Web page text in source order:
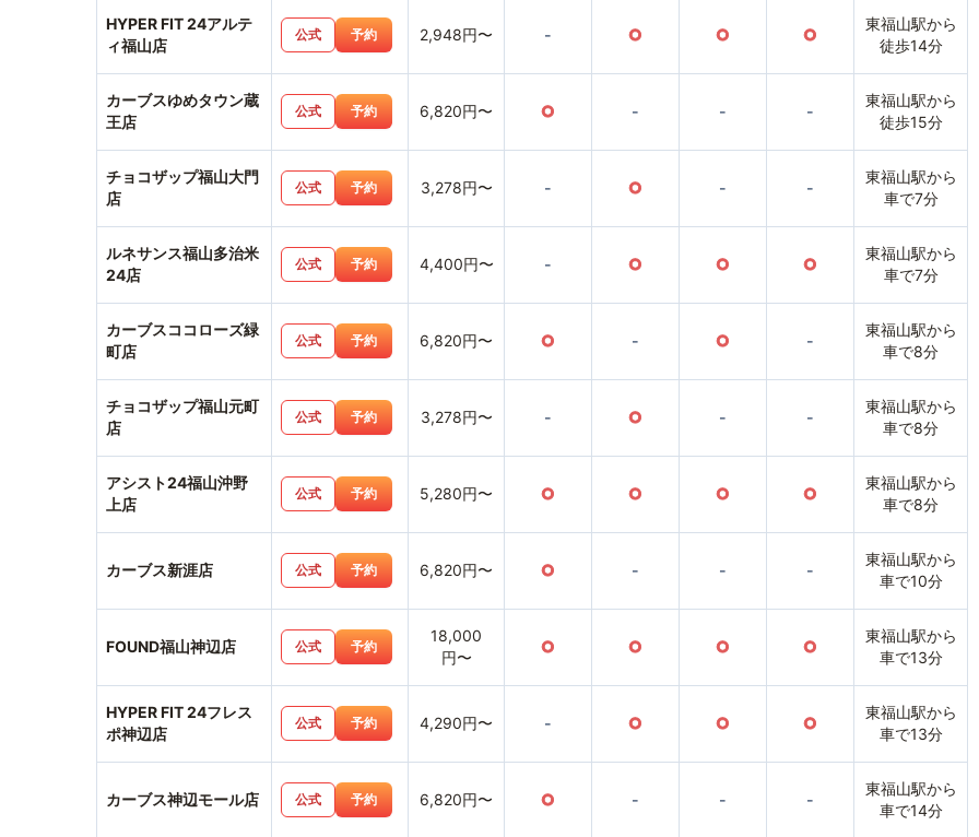
HYPER FIT 24アルテ
ィ福山店
公式 予約 2,948円〜 - ○ ○ ○
東福山駅から
徒歩14分
カーブスゆめタウン蔵
王店
公式 予約 6,820円〜 ○ - - -
東福山駅から
徒歩15分
チョコザップ福山大門
店
公式 予約 3,278円〜 - ○ - -
東福山駅から
車で7分
ルネサンス福山多治米
24店
公式 予約 4,400円〜 - ○ ○ ○
東福山駅から
車で7分
カーブスココローズ緑
町店
公式 予約 6,820円〜 ○ - ○ -
東福山駅から
車で8分
チョコザップ福山元町
店
公式 予約 3,278円〜 - ○ - -
東福山駅から
車で8分
アシスト24福山沖野
上店
公式 予約 5,280円〜 ○ ○ ○ ○
東福山駅から
車で8分
カーブス新涯店 公式 予約 6,820円〜 ○ - - -
東福山駅から
車で10分
FOUND福山神辺店 公式 予約
18,000
円〜
○ ○ ○ ○
東福山駅から
車で13分
HYPER FIT 24フレス
ポ神辺店
公式 予約 4,290円〜 - ○ ○ ○
東福山駅から
車で13分
カーブス神辺モール店 公式 予約 6,820円〜 ○ - - -
東福山駅から
車で14分